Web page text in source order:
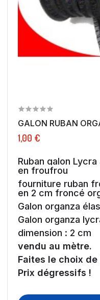
GALON RUBAN
1,00 €
Ruban galon
en froufrou
fourniture ruban
en 2 cm froncé
Galon organza
Galon organza
dimension : 2 cm
vendu au mètre.
Faites le choix de
Prix dégressifs !